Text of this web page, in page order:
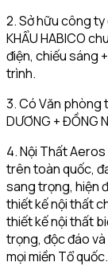
2. Sở hữu công ty
KHẨU HABICO
điện, chiếu sáng
trình.
3. Có Văn phòng
DƯƠNG + ĐỒNG
4. Nội Thất
trên toàn quốc,
sang trọng, hiện
thiết kế nội thất
thiết kế nội thất
trọng, độc đáo
mọi miền Tổ quốc.